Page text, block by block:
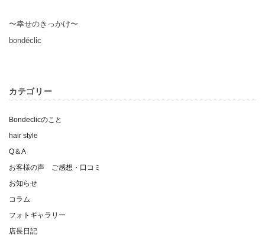
〜幸せのきっかけ〜
bondéclic
カテゴリー
Bondeclicのこと
hair style
Q＆A
お客様の声 ご感想・口コミ
お知らせ
コラム
フォトギャラリー
店長日記